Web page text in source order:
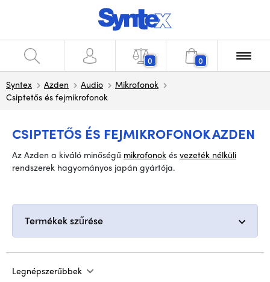
0 0
Syntex Azden Audio
Mikrofonok
Csiptetős és fejmikrofonok
CSIPTETŐS ÉS FEJMIKROFONOK AZDEN
Az Azden a kiváló minőségű mikrofonok és vezeték nélküli
rendszerek hagyományos japán gyártója.
Termékek szűrése
Legnépszerűbbek